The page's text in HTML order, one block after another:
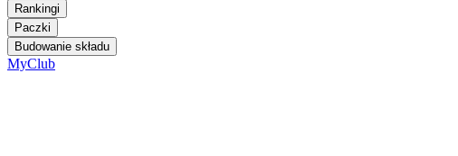
Rankingi
Paczki
Budowanie składu
MyClub